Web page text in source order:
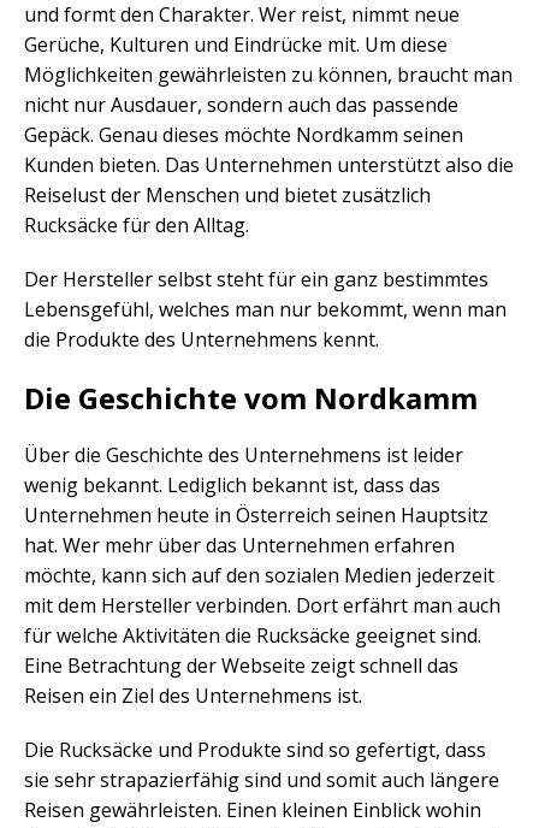
und formt den Charakter. Wer reist, nimmt neue
Gerüche, Kulturen und Eindrücke mit. Um diese
Möglichkeiten gewährleisten zu können, braucht man
nicht nur Ausdauer, sondern auch das passende
Gepäck. Genau dieses möchte Nordkamm seinen
Kunden bieten. Das Unternehmen unterstützt also die
Reiselust der Menschen und bietet zusätzlich
Rucksäcke für den Alltag.
Der Hersteller selbst steht für ein ganz bestimmtes
Lebensgefühl, welches man nur bekommt, wenn man
die Produkte des Unternehmens kennt.
Die Geschichte vom Nordkamm
Über die Geschichte des Unternehmens ist leider
wenig bekannt. Lediglich bekannt ist, dass das
Unternehmen heute in Österreich seinen Hauptsitz
hat. Wer mehr über das Unternehmen erfahren
möchte, kann sich auf den sozialen Medien jederzeit
mit dem Hersteller verbinden. Dort erfährt man auch
für welche Aktivitäten die Rucksäcke geeignet sind.
Eine Betrachtung der Webseite zeigt schnell das
Reisen ein Ziel des Unternehmens ist.
Die Rucksäcke und Produkte sind so gefertigt, dass
sie sehr strapazierfähig sind und somit auch längere
Reisen gewährleisten. Einen kleinen Einblick wohin